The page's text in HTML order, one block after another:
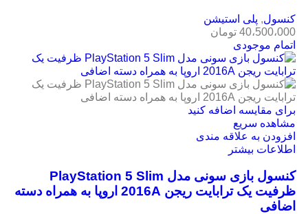
کنسول, پلی استیشن
40،500،000 تومان
اتمام موجودی
برای مقایسه اضافه کنید
مشاهده سریع
افزودن به علاقه مندی
اطلاعات بیشتر
کنسول بازی سونی مدل PlayStation 5 Slim
ظرفیت یک ترابایت ریجن 2016A اروپا به همراه دسته
اضافی